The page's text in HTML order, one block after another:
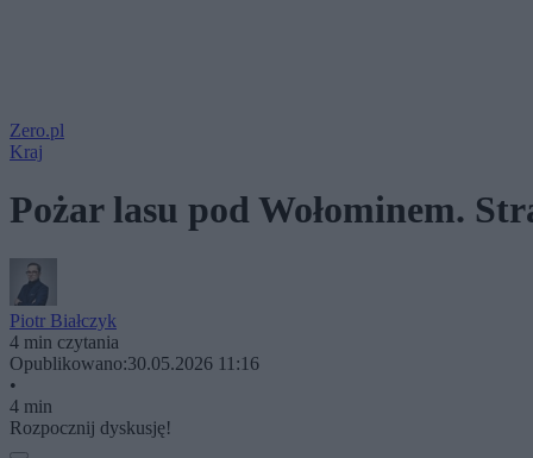
Zero.pl
Kraj
Pożar lasu pod Wołominem.
Piotr Białczyk
4 min czytania
Opublikowano:30.05.2026 11:16
•
4 min
Rozpocznij dyskusję!